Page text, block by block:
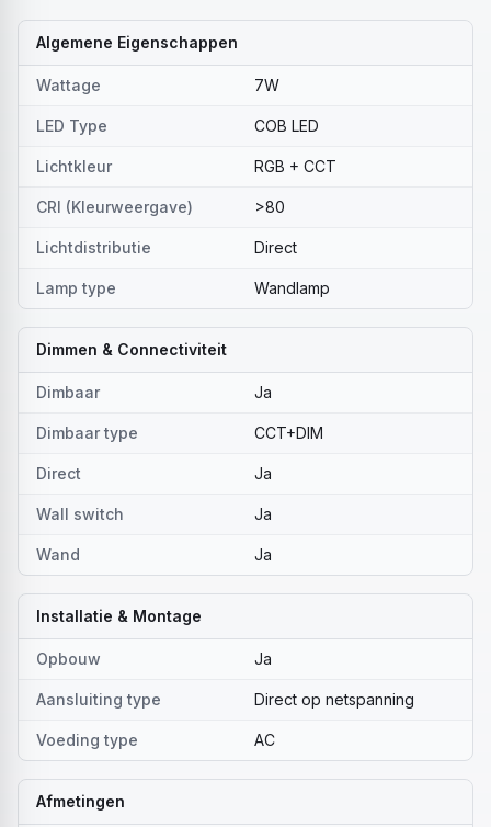
Algemene Eigenschappen
Wattage 7W
LED Type COB LED
Lichtkleur RGB + CCT
CRI (Kleurweergave) >80
Lichtdistributie Direct
Lamp type Wandlamp
Dimmen & Connectiviteit
Dimbaar Ja
Dimbaar type CCT+DIM
Direct Ja
Wall switch Ja
Wand Ja
Installatie & Montage
Opbouw Ja
Aansluiting type Direct op netspanning
Voeding type AC
Afmetingen